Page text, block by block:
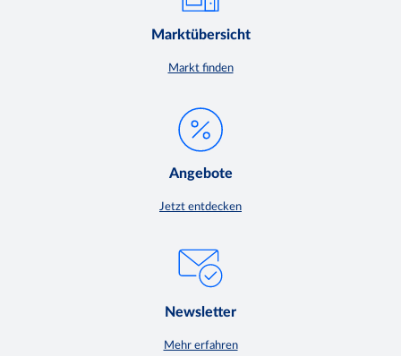
Marktübersicht
Markt finden
Angebote
Jetzt entdecken
Newsletter
Mehr erfahren